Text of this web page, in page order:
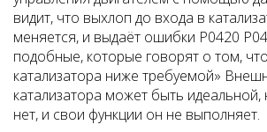
видит, что выхлоп до входа в
меняется, и выдаёт ошибки P0420
подобные, которые говорят о том,
катализатора ниже требуемой»
катализатора может быть
нет, и свои функции он не выполняет.